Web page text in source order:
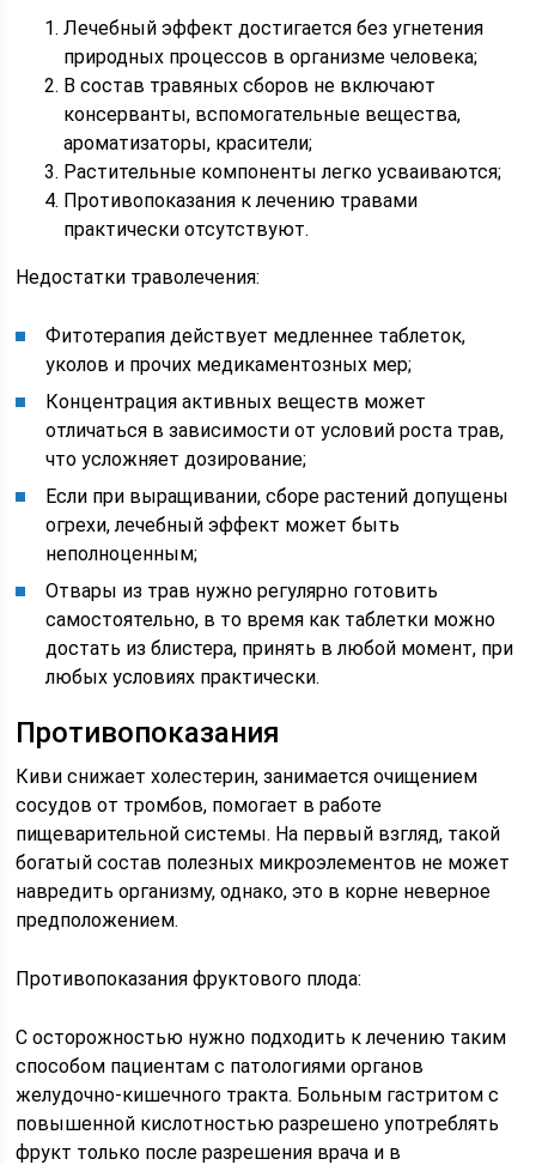
Лечебный эффект достигается без угнетения
природных процессов в организме человека;
В состав травяных сборов не включают
консерванты, вспомогательные вещества,
ароматизаторы, красители;
Растительные компоненты легко усваиваются;
Противопоказания к лечению травами
практически отсутствуют.
Недостатки траволечения:
Фитотерапия действует медленнее таблеток,
уколов и прочих медикаментозных мер;
Концентрация активных веществ может
отличаться в зависимости от условий роста трав,
что усложняет дозирование;
Если при выращивании, сборе растений допущены
огрехи, лечебный эффект может быть
неполноценным;
Отвары из трав нужно регулярно готовить
самостоятельно, в то время как таблетки можно
достать из блистера, принять в любой момент, при
любых условиях практически.
Противопоказания
Киви снижает холестерин, занимается очищением
сосудов от тромбов, помогает в работе
пищеварительной системы. На первый взгляд, такой
богатый состав полезных микроэлементов не может
навредить организму, однако, это в корне неверное
предположением.
Противопоказания фруктового плода:
С осторожностью нужно подходить к лечению таким
способом пациентам с патологиями органов
желудочно-кишечного тракта. Больным гастритом с
повышенной кислотностью разрешено употреблять
фрукт только после разрешения врача и в